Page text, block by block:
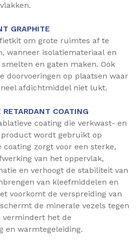
GRAPHITE
om grote ruimtes af te
wanneer isolatiemateriaal en
en gaten maken. Ook
doorvoeringen op plaatsen waar
afdichtmiddel niet lukt.
RETARDANT COATING
coating die verkwast- en
wordt gebruikt op
coating zorgt voor een sterke,
van het oppervlak,
en verhoogt de stabiliteit van
van kleefmiddelen en
voorkomt de verspreiding van
de minerale vezels tegen
vermindert het de
en warmtegeleiding.